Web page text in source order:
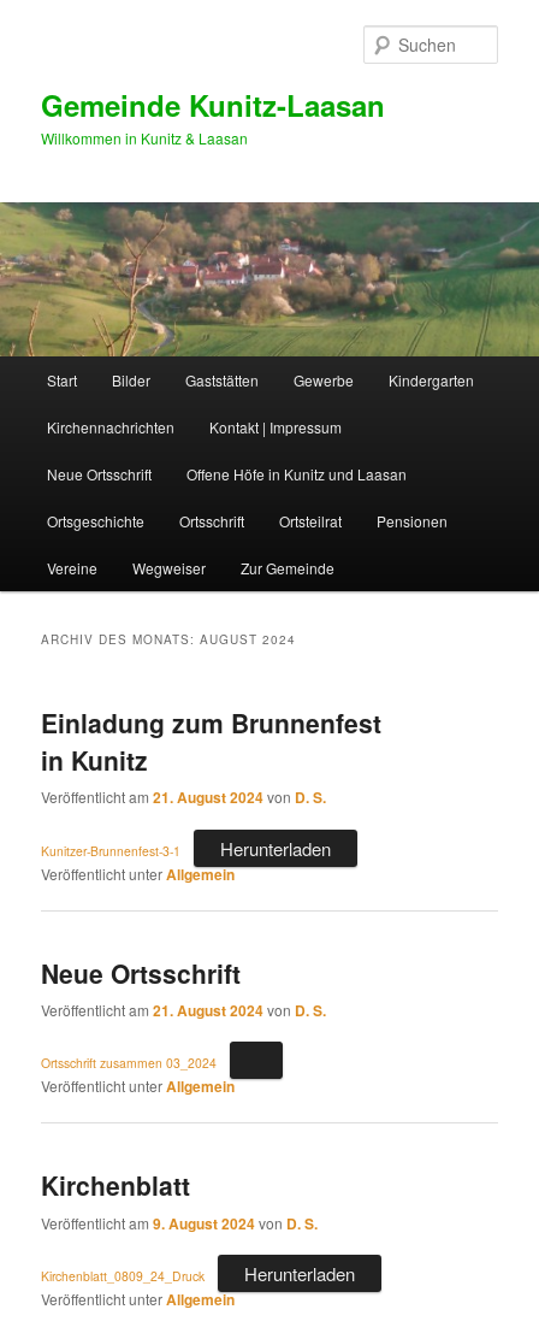
Gemeinde Kunitz-Laasan
Willkommen in Kunitz & Laasan
Start Bilder Gaststätten Gewerbe Kindergarten
Kirchennachrichten Kontakt | Impressum
Neue Ortsschrift Offene Höfe in Kunitz und Laasan
Ortsgeschichte Ortsschrift Ortsteilrat Pensionen
Vereine Wegweiser Zur Gemeinde
ARCHIV DES MONATS:AUGUST 2024
Einladung zum Brunnenfest
in Kunitz
Veröffentlicht am21. August 2024von D. S.
Kunitzer-Brunnenfest-3-1 Herunterladen
Veröffentlicht unterAllgemein
Neue Ortsschrift
Veröffentlicht am21. August 2024von D. S.
Ortsschrift zusammen 03_2024
Veröffentlicht unterAllgemein
Kirchenblatt
Veröffentlicht am9. August 2024von D. S.
Kirchenblatt_0809_24_Druck Herunterladen
Veröffentlicht unterAllgemein